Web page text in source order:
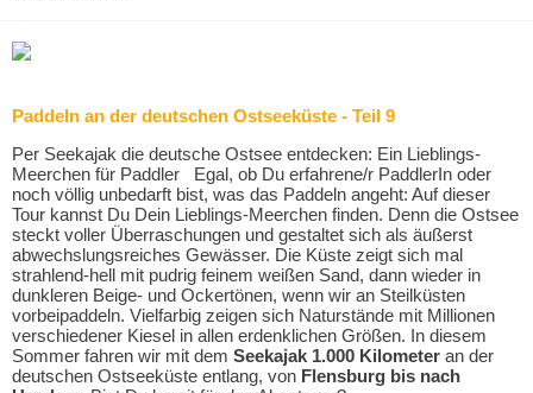
Paddeln an der deutschen Ostseeküste - Teil 9
Per Seekajak die deutsche Ostsee entdecken: Ein Lieblings-
Meerchen für Paddler Egal, ob Du erfahrene/r PaddlerIn oder
noch völlig unbedarft bist, was das Paddeln angeht: Auf dieser
Tour kannst Du Dein Lieblings-Meerchen finden. Denn die Ostsee
steckt voller Überraschungen und gestaltet sich als äußerst
abwechslungsreiches Gewässer. Die Küste zeigt sich mal
strahlend-hell mit pudrig feinem weißen Sand, dann wieder in
dunkleren Beige- und Ockertönen, wenn wir an Steilküsten
vorbeipaddeln. Vielfarbig zeigen sich Naturstände mit Millionen
verschiedener Kiesel in allen erdenklichen Größen. In diesem
Sommer fahren wir mit dem Seekajak 1.000 Kilometer an der
deutschen Ostseeküste entlang, von Flensburg bis nach